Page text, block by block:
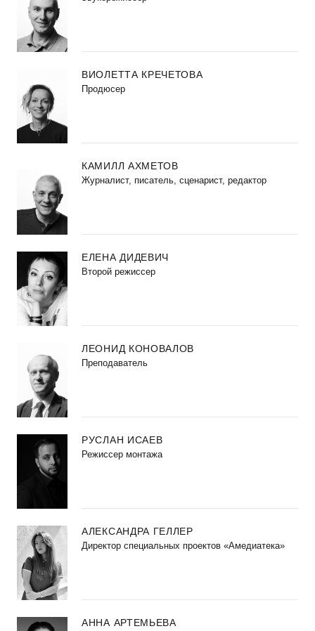
ВИОЛЕТТА КРЕЧЕТОВА
Продюсер
КАМИЛЛ АХМЕТОВ
Журналист, писатель, сценарист, редактор
ЕЛЕНА ДИДЕВИЧ
Второй режиссер
ЛЕОНИД КОНОВАЛОВ
Преподаватель
РУСЛАН ИСАЕВ
Режиссер монтажа
АЛЕКСАНДРА ГЕЛЛЕР
Директор специальных проектов «Амедиатека»
АННА АРТЕМЬЕВА